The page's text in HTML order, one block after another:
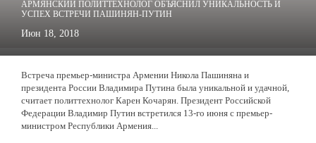
АРМЯНСКИЙ ПОЛИТТЕХНОЛОГ ОБЪЯСНИЛ УНИКАЛЬНОСТЬ И
УСПЕХ ВСТРЕЧИ ПАШИНЯН-ПУТИН
Июн 18, 2018
Встреча премьер-министра Армении Никола Пашиняна и
президента России Владимира Путина была уникальной и удачной,
считает политтехнолог Карен Кочарян. Президент Российской
Федерации Владимир Путин встретился 13-го июня с премьер-
министром Республики Армения...